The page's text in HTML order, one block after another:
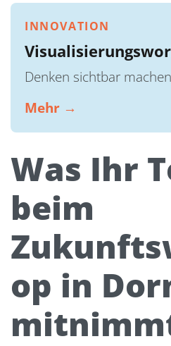
INNOVATION
Denken sichtbar machen
Mehr →
Was Ihr
beim
op in